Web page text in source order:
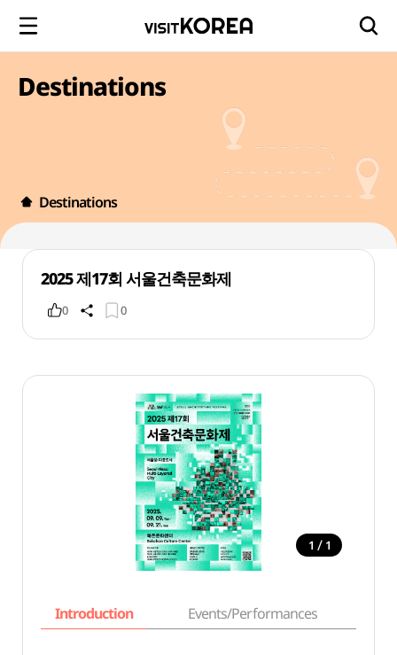
Destinations
Destinations
2025 제17회 서울건축문화제
0 0
1 / 1
Introduction Events/Performances